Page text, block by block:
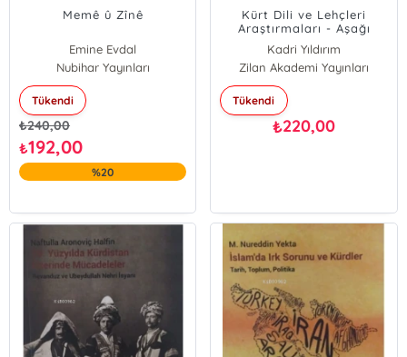
Memê û Zînê
Emine Evdal
Nubihar Yayınları
Tükendi
₺240,00
₺192,00
%20
Kürt Dili ve Lehçleri
Araştırmaları - Aşağı
Kurmancî: Lorî
Kadri Yıldırım
Abdurrahman Yıldırım
Zilan Akademi Yayınları
Tükendi
₺220,00